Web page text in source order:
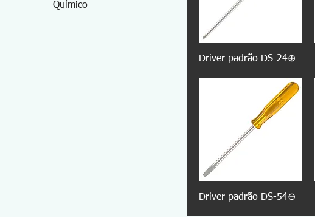
Químico
Driver padrão DS-24⊕
Driver padrão DS-54⊖